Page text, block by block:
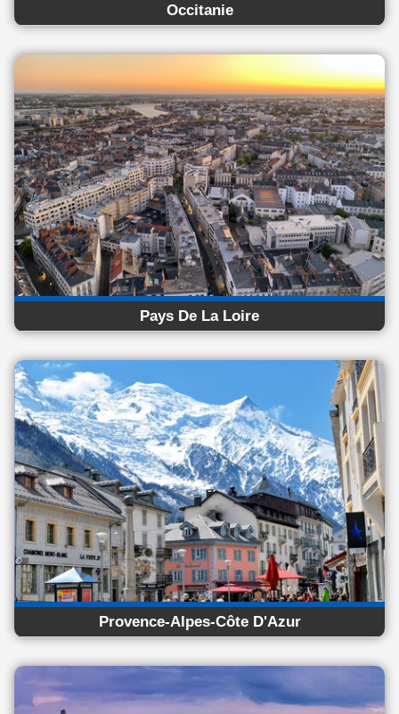
Occitanie
Pays De La Loire
Provence-Alpes-Côte D'Azur